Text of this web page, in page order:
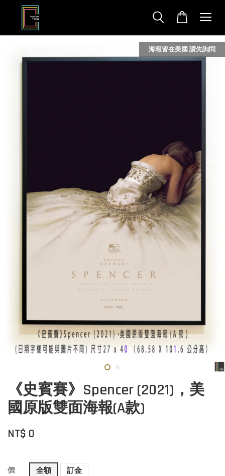
海報皆在美國 請先詢問
《史賓賽》Spencer (2021)，美
國原版雙面海報(A款)
NT$ 0
價
全額 訂金